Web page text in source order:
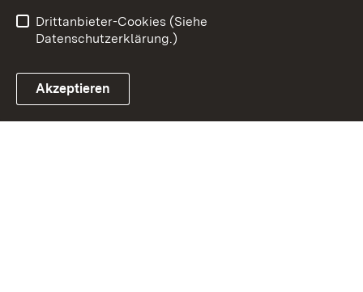
Drittanbieter-Cookies (Siehe
Datenschutzerklärung.)
Akzeptieren